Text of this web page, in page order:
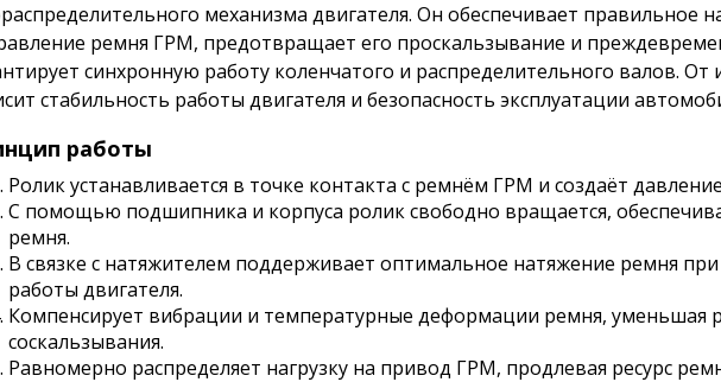
механизма двигателя. Он обеспечивает правильное
ремня ГРМ, предотвращает его проскальзывание и
синхронную работу коленчатого и распределительного валов. От
стабильность работы двигателя и безопасность эксплуатации
работы
Ролик устанавливается в точке контакта с ремнём ГРМ и создаёт
С помощью подшипника и корпуса ролик свободно вращается,
ремня.
В связке с натяжителем поддерживает оптимальное натяжение ремня
работы двигателя.
Компенсирует вибрации и температурные деформации ремня, уменьшая
соскальзывания.
Равномерно распределяет нагрузку на привод ГРМ, продлевая ресурс